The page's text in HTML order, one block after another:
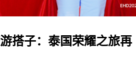
搭子：泰国荣耀之旅再